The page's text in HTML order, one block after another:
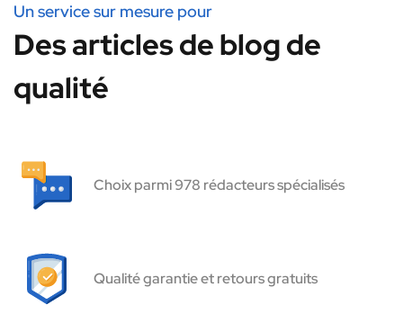
Un service sur mesure pour
Des articles de blog de
qualité
Choix parmi 978 rédacteurs spécialisés
Qualité garantie et retours gratuits